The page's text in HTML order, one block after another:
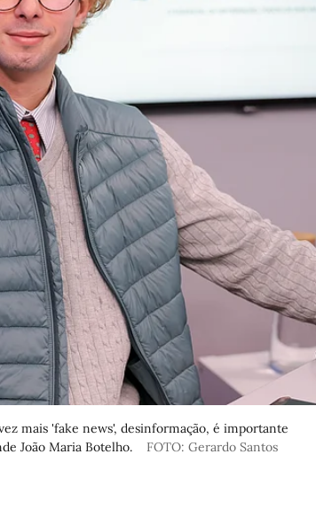
mais 'fake news', desinformação, é importante
João Maria Botelho.
FOTO: Gerardo Santos